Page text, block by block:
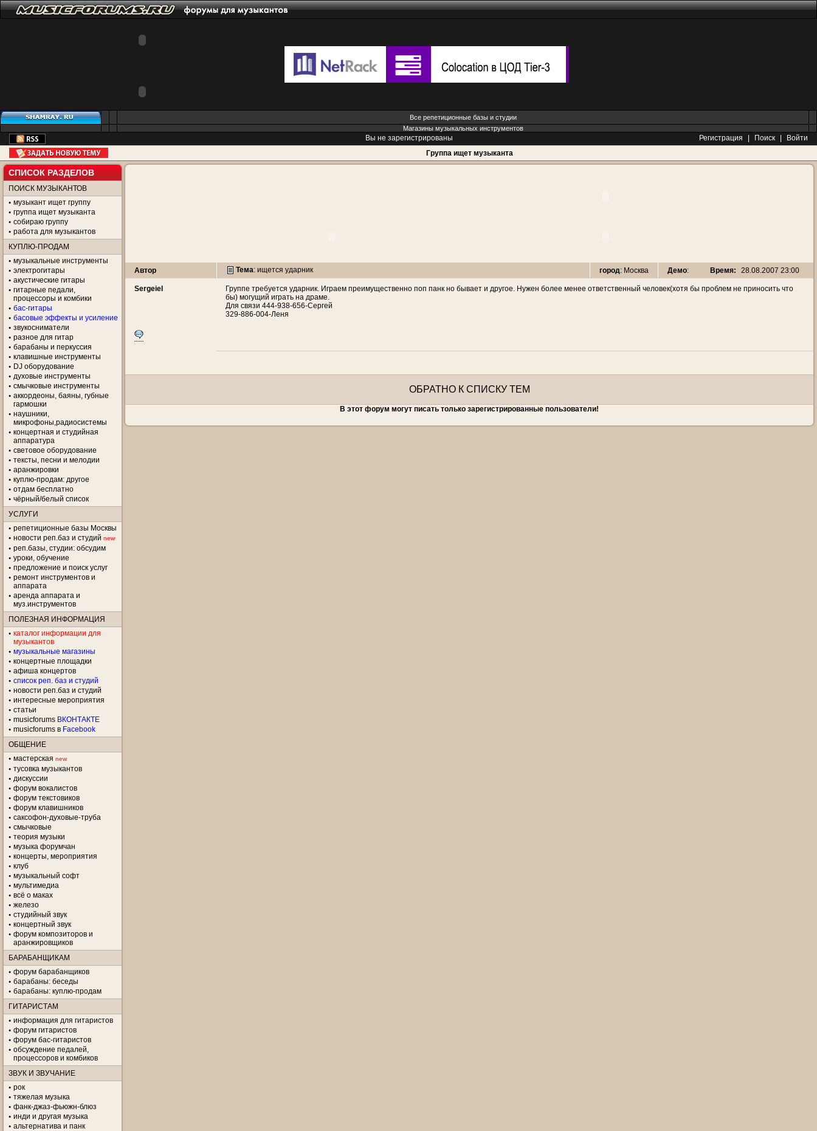
Все репетиционные базы и студии
Магазины музыкальных инструментов
Вы не зарегистрированы Регистрация Поиск
Войти
Группа ищет музыканта
СПИСОК РАЗДЕЛОВ
ПОИСК МУЗЫКАНТОВ
музыкант ищет группу
группа ищет музыканта
собираю группу
работа для музыкантов
КУПЛЮ-ПРОДАМ
музыкальные инструменты
электрогитары
акустические гитары
гитарные педали,
процессоры и комбики
бас-гитары
басовые эффекты и усиление
звукосниматели
разное для гитар
барабаны и перкуссия
клавишные инструменты
DJ оборудование
духовые инструменты
смычковые инструменты
аккордеоны, баяны, губные
гармошки
наушники,
микрофоны,радиосистемы
концертная и студийная
аппаратура
световое оборудование
тексты, песни и мелодии
аранжировки
куплю-продам: другое
отдам бесплатно
чёрный/белый список
УСЛУГИ
репетиционные базы Москвы
новости реп.баз и студий new
реп.базы, студии: обсудим
уроки, обучение
предложение и поиск услуг
ремонт инструментов и
аппарата
аренда аппарата и
муз.инструментов
ПОЛЕЗНАЯ ИНФОРМАЦИЯ
каталог информации для
музыкантов
музыкальные магазины
концертные площадки
aфиша концертов
список реп. баз и студий
новости реп.баз и студий
интересные мероприятия
статьи
musicforums ВКОНТАКТЕ
musicforums в Facebook
ОБЩЕНИЕ
мастерская new
тусовка музыкантов
дискуссии
форум вокалистов
форум текстовиков
форум клавишников
саксофон-духовые-труба
смычковые
теория музыки
музыка форумчан
концерты, мероприятия
клуб
музыкальный софт
мультимедиа
всё о маках
железо
студийный звук
концертный звук
форум композиторов и
аранжировщиков
БАРАБАНЩИКАМ
форум барабанщиков
барабаны: беседы
барабаны: куплю-продам
ГИТАРИСТАМ
информация для гитаристов
форум гитаристов
форум бас-гитаристов
обсуждение педалей,
процессоров и комбиков
ЗВУК И ЗВУЧАНИЕ
рок
тяжелая музыка
фанк-джаз-фьюжн-блюз
инди и другая музыка
альтернатива и панк
Автор Тема: ищется ударник город: Москва Демо: Время: 28.08.2007 23:00
Sergeiel
Группе требуется ударник. Играем преимущественно поп панк но бывает и другое. Нужен более менее ответственный человек(хотя бы проблем не приносить что
бы) могущий играть на драме.
Для связи 444-938-656-Сергей
329-886-004-Леня
ОБРАТНО К СПИСКУ ТЕМ
В этот форум могут писать только зарегистрированные пользователи!